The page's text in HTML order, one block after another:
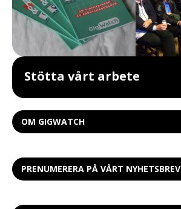
Stötta vårt arbete
OM GIGWATCH
PRENUMERERA PÅ VÅRT NYHETSBREV